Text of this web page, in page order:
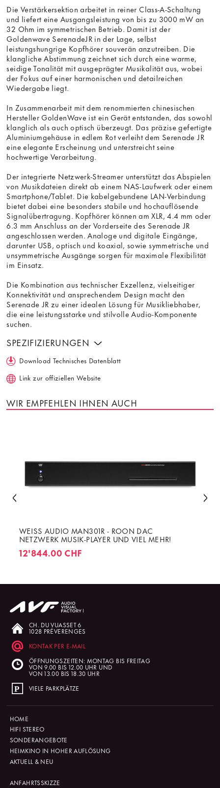
Die Verstärkersektion arbeitet in reiner Class-A-Schaltung
und liefert eine Ausgangsleistung von bis zu 3000 mW an
32 Ohm im symmetrischen Betrieb. Damit ist der
Goldenwave SerenadeJR in der Lage, selbst
leistungshungrige Kopfhörer souverän anzutreiben. Die
klangliche Abstimmung zeichnet sich durch eine warme,
seidige Tonalität mit ausgeprägter Musikalität aus, wobei
der Fokus auf einer harmonischen und detailreichen
Wiedergabe liegt.
In Zusammenarbeit mit dem renommierten chinesischen
Hersteller GoldenWave ist ein Gerät entstanden, das sowohl
klanglich als auch optisch überzeugt. Das präzise gefertigte
Aluminiumgehäuse in edlem Rot verleiht dem Serenade JR
eine elegante Erscheinung und unterstreicht seine
hochwertige Verarbeitung.
Der integrierte Netzwerk-Streamer unterstützt das Abspielen
von Musikdateien direkt ab einem NAS-Laufwerk oder einem
Smartphone/Tablet. Die kabelgebundene LAN-Verbindung
bietet dabei eine besonders stabile und hochauflösende
Signalübertragung. Kopfhörer können am XLR, 4.4 mm oder
6.3 mm Anschluss an der Vorderseite des Serenade JR
angeschlossen werden. Analoge und digitale Eingänge,
darunter USB, optisch und koaxial, sowie symmetrische und
unsymmetrische Ausgänge sorgen für maximale Flexibilität
im Einsatz.
Die Kombination aus technischer Exzellenz, vielseitiger
Konnektivität und ansprechendem Design macht den
Serenade JR zu einer idealen Lösung für Musikliebhaber,
die eine leistungsstarke und stilvolle Audio-Komponente
suchen.
SPEZIFIZIERUNGEN
Download Technisches Datenblatt
Link zur offiziellen Website
WIR EMPFEHLEN IHNEN AUCH
WEISS AUDIO MAN301R - ROON DAC
NETZWERK MUSIK-PLAYER UND VIEL MEHR!
12'844.00 CHF
CH. DU VUASSET 6
1028 PRÉVERENGES
KONTAK PER E-MAIL
ÖFFNUNGSZEITEN: MONTAG BIS FREITAG
VON 9.00 BIS 12.00 UHR UND
VON 13.00 BIS 18.30 UHR
VIELE PARKPLÄTZE
HOME
HIFI STEREO
SONDERANGEBOTE
HEIMKINO IN HOHER AUFLÖSUNG
AKTUELL & NEU
ANFAHRTSSKIZZE